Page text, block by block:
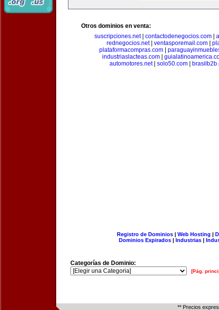
Otros dominios en venta:
suscripciones.net| contactodenegocios.com
rednegocios.net| ventasporemail.com
plataformacompras.com
industriaslacteas.com
automotores.net| solo50.com
Registro de Dominios| Web Hosting |
Dominios Expirados | Industrias |
Categorías de Dominio:
[Pág.
** Precios